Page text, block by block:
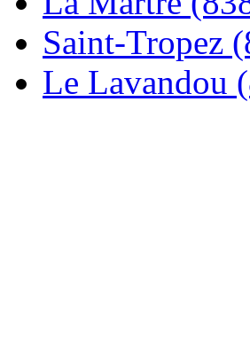
Saint-Tropez
Le Lavandou